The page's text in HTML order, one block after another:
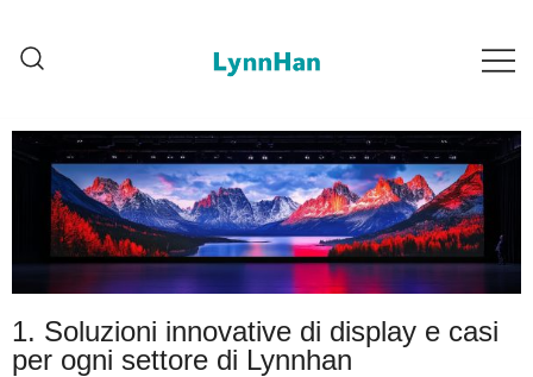
Fiducia | Segnalazioni
digitali LED/OLED/LCD/E-
paper
Segnalazioni digitali
LED/OLED/LCD/E-paper
1. Soluzioni innovative di display e casi
per ogni settore di Lynnhan